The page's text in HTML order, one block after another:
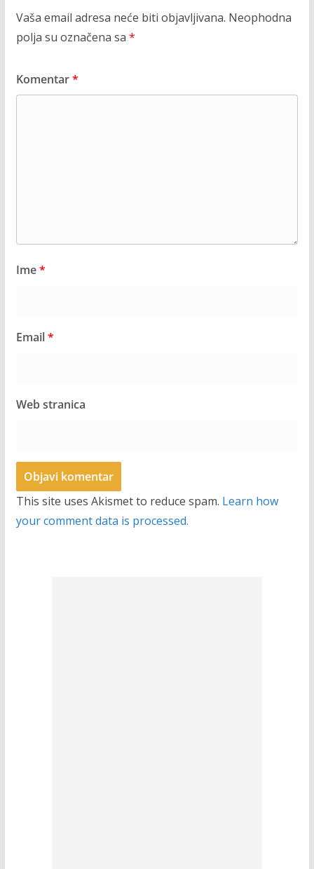
Vaša email adresa neće biti objavljivana. Neophodna
polja su označena sa *
Komentar*
Ime*
Email*
Web stranica
This site uses Akismet to reduce spam. Learn how
your comment data is processed.